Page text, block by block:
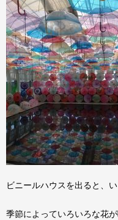
ビニールハウスを出ると、
季節によっていろいろな花